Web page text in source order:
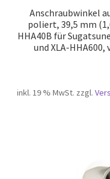
Anschraubwinkel
poliert, 39,5 mm
HHA40B für
und XLA-
inkl. 19 % MwSt. zzgl.